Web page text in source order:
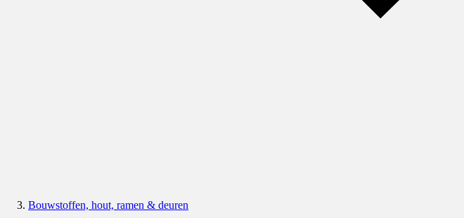
Bouwstoffen, hout, ramen & deuren